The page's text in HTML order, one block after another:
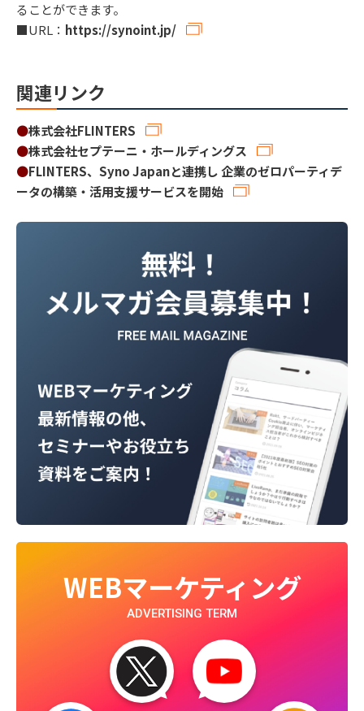
ることができます。
■URL： https://synoint.jp/
関連リンク
●株式会社FLINTERS
●株式会社セプテーニ・ホールディングス
●FLINTERS、Syno Japanと連携し 企業のゼロパーティデ
ータの構築・活用支援サービスを開始
WEBマーケティング
ADVERTISING TERM